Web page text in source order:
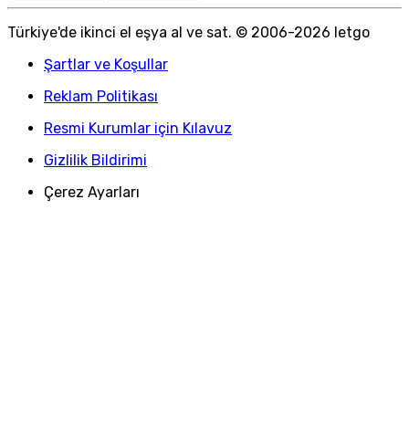
Türkiye'de ikinci el eşya al ve sat. © 2006-2026 letgo
Şartlar ve Koşullar
Reklam Politikası
Resmi Kurumlar için Kılavuz
Gizlilik Bildirimi
Çerez Ayarları